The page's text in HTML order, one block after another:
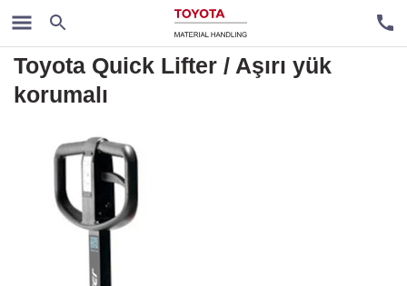
Manuel Transpalet
Toyota Quick Lifter / Aşırı yük
korumalı